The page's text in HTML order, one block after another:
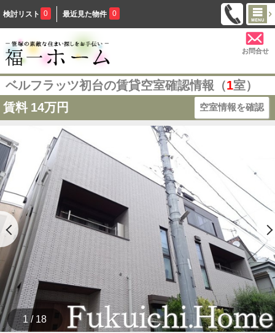
検討リスト 0 最近見た物件 0
お問合せ
ベルフラッツ初台の賃貸空室確認情報（1室）
賃料 14万円 空室情報を確認
1 / 18